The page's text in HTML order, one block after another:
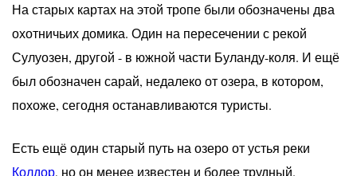
На старых картах на этой тропе были обозначены два
охотничьих домика. Один на пересечении с рекой
Сулуозен, другой - в южной части Буланду-коля. И ещё
был обозначен сарай, недалеко от озера, в котором,
похоже, сегодня останавливаются туристы.
Есть ещё один старый путь на озеро от устья реки
Колдор, но он менее известен и более трудный.